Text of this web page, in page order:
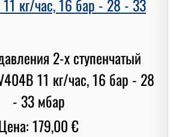
кг/час, 16 бар - 28 - 33
179,00 €